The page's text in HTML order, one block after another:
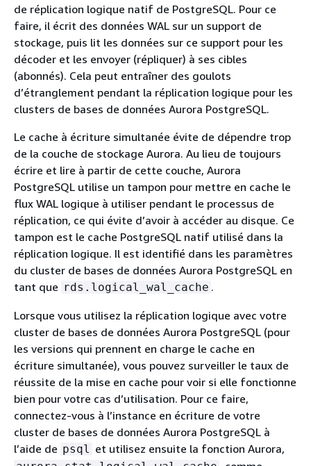
de réplication logique natif de PostgreSQL. Pour ce
faire, il écrit des données WAL sur un support de
stockage, puis lit les données sur ce support pour les
décoder et les envoyer (répliquer) à ses cibles
(abonnés). Cela peut entraîner des goulots
d’étranglement pendant la réplication logique pour les
clusters de bases de données Aurora PostgreSQL.
Le cache à écriture simultanée évite de dépendre trop
de la couche de stockage Aurora. Au lieu de toujours
écrire et lire à partir de cette couche, Aurora
PostgreSQL utilise un tampon pour mettre en cache le
flux WAL logique à utiliser pendant le processus de
réplication, ce qui évite d’avoir à accéder au disque. Ce
tampon est le cache PostgreSQL natif utilisé dans la
réplication logique. Il est identifié dans les paramètres
du cluster de bases de données Aurora PostgreSQL en
tant que rds.logical_wal_cache .
Lorsque vous utilisez la réplication logique avec votre
cluster de bases de données Aurora PostgreSQL (pour
les versions qui prennent en charge le cache en
écriture simultanée), vous pouvez surveiller le taux de
réussite de la mise en cache pour voir si elle fonctionne
bien pour votre cas d’utilisation. Pour ce faire,
connectez-vous à l’instance en écriture de votre
cluster de bases de données Aurora PostgreSQL à
l’aide de psql et utilisez ensuite la fonction Aurora,